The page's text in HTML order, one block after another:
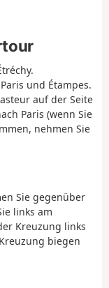
und Étampes.
auf der Seite
Paris (wenn Sie
nehmen Sie
Sie gegenüber
links am
Kreuzung links
biegen